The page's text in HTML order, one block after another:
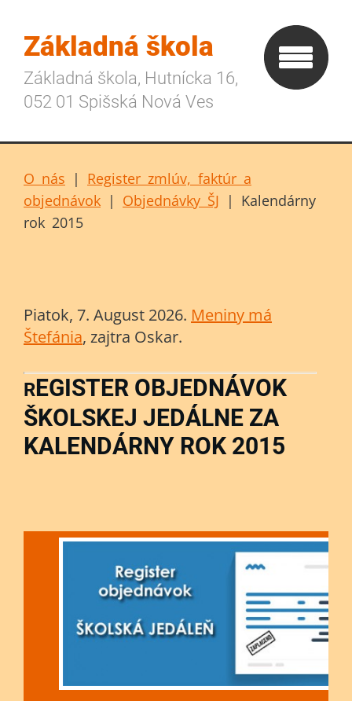
Základná škola
Základná škola, Hutnícka 16,
052 01 Spišská Nová Ves
O nás | Register zmlúv, faktúr a
objednávok | Objednávky ŠJ | Kalendárny
rok 2015
Piatok, 7. August 2026. Meniny má
Štefánia, zajtra Oskar.
REGISTER OBJEDNÁVOK
ŠKOLSKEJ JEDÁLNE ZA
KALENDÁRNY ROK 2015